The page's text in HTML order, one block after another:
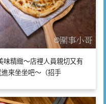
味精緻～店裡人員親切又有
來坐坐吧～（招手